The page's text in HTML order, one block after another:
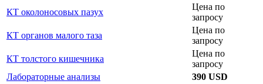
КТ околоносовых пазух
Цена по
запросу
КТ органов малого таза
Цена по
запросу
КТ толстого кишечника
Цена по
запросу
Лабораторные анализы
390 USD